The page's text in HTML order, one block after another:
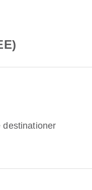
destinationer